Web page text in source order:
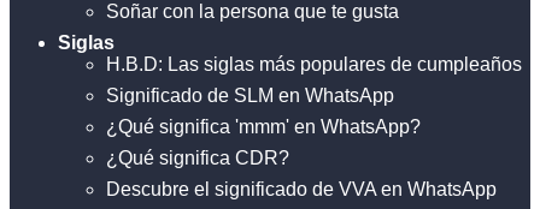
Soñar con la persona que te gusta
Siglas
H.B.D: Las siglas más populares de cumpleaños
Significado de SLM en WhatsApp
¿Qué significa 'mmm' en WhatsApp?
¿Qué significa CDR?
Descubre el significado de VVA en WhatsApp